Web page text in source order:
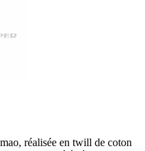
réalisée en twill de coton